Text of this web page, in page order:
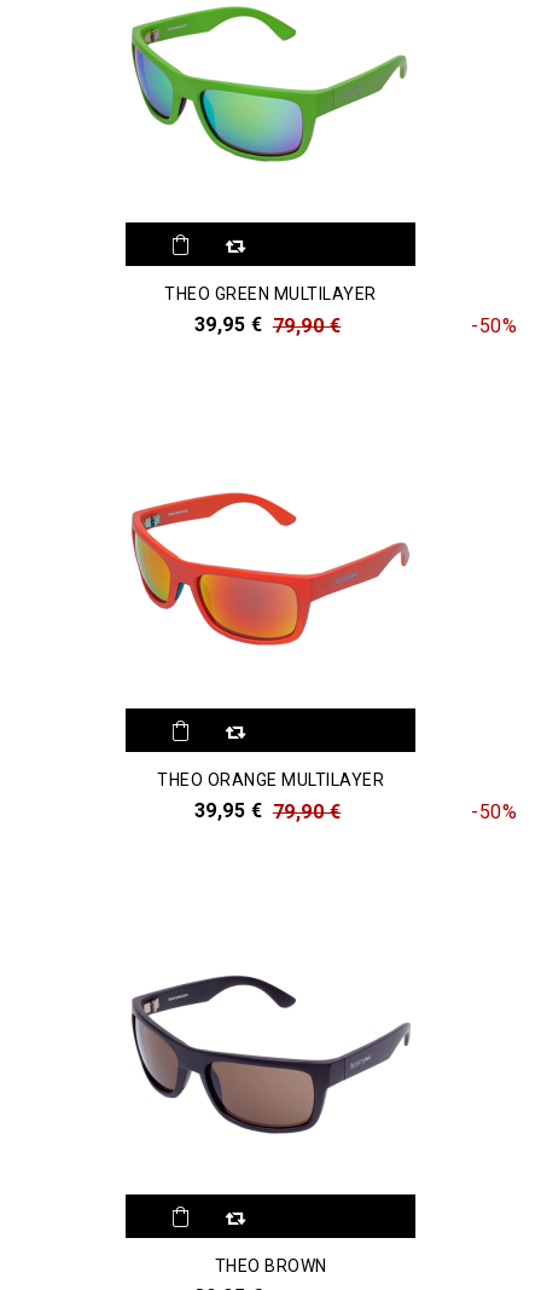
THEO GREEN MULTILAYER
39,95 € -50%
79,90 €
THEO ORANGE MULTILAYER
39,95 € -50%
79,90 €
THEO BROWN